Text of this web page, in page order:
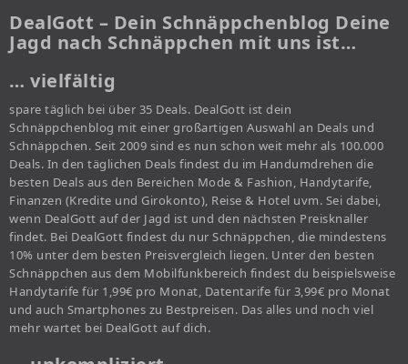
DealGott – Dein Schnäppchenblog Deine
Jagd nach Schnäppchen mit uns ist…
… vielfältig
spare täglich bei über 35 Deals. DealGott ist dein
Schnäppchenblog mit einer großartigen Auswahl an Deals und
Schnäppchen. Seit 2009 sind es nun schon weit mehr als 100.000
Deals. In den täglichen Deals findest du im Handumdrehen die
besten Deals aus den Bereichen Mode & Fashion, Handytarife,
Finanzen (Kredite und Girokonto), Reise & Hotel uvm. Sei dabei,
wenn DealGott auf der Jagd ist und den nächsten Preisknaller
findet. Bei DealGott findest du nur Schnäppchen, die mindestens
10% unter dem besten Preisvergleich liegen. Unter den besten
Schnäppchen aus dem Mobilfunkbereich findest du beispielsweise
Handytarife für 1,99€ pro Monat, Datentarife für 3,99€ pro Monat
und auch Smartphones zu Bestpreisen. Das alles und noch viel
mehr wartet bei DealGott auf dich.